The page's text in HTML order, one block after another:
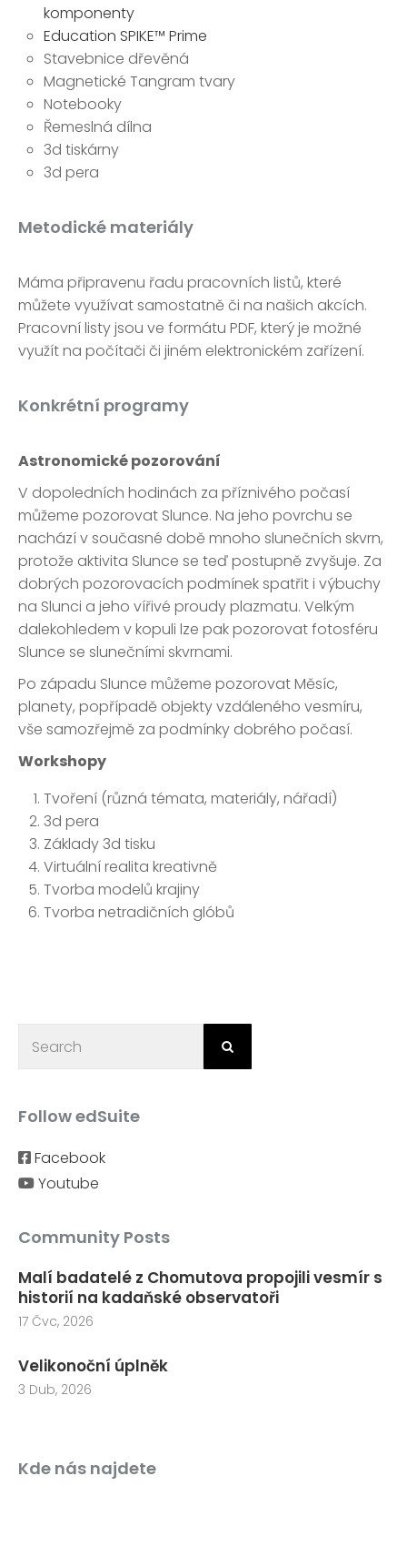
komponenty
Education SPIKE™ Prime
Stavebnice dřevěná
Magnetické Tangram tvary
Notebooky
Řemeslná dílna
3d tiskárny
3d pera
Metodické materiály
Máma připravenu řadu pracovních listů, které
můžete využívat samostatně či na našich akcích.
Pracovní listy jsou ve formátu PDF, který je možné
využít na počítači či jiném elektronickém zařízení.
Konkrétní programy
Astronomické pozorování
V dopoledních hodinách za příznivého počasí
můžeme pozorovat Slunce. Na jeho povrchu se
nachází v současné době mnoho slunečních skvrn,
protože aktivita Slunce se teď postupně zvyšuje. Za
dobrých pozorovacích podmínek spatřit i výbuchy
na Slunci a jeho vířivé proudy plazmatu. Velkým
dalekohledem v kopuli lze pak pozorovat fotosféru
Slunce se slunečními skvrnami.
Po západu Slunce můžeme pozorovat Měsíc,
planety, popřípadě objekty vzdáleného vesmíru,
vše samozřejmě za podmínky dobrého počasí.
Workshopy
Tvoření (různá témata, materiály, nářadí)
3d pera
Základy 3d tisku
Virtuální realita kreativně
Tvorba modelů krajiny
Tvorba netradičních glóbů
Follow edSuite
Facebook
Youtube
Community Posts
Malí badatelé z Chomutova propojili vesmír s
historií na kadaňské observatoři
17 Čvc, 2026
Velikonoční úplněk
3 Dub, 2026
Kde nás najdete